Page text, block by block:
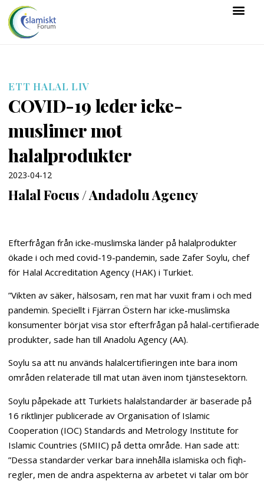
ETT HALAL LIV
COVID-19 leder icke-
muslimer mot
halalprodukter
2023-04-12
Halal Focus / Andadolu Agency
Efterfrågan från icke-muslimska länder på halalprodukter
ökade i och med covid-19-pandemin, sade Zafer Soylu, chef
för Halal Accreditation Agency (HAK) i Turkiet.
”Vikten av säker, hälsosam, ren mat har vuxit fram i och med
pandemin. Speciellt i Fjärran Östern har icke-muslimska
konsumenter börjat visa stor efterfrågan på halal-certifierade
produkter, sade han till Anadolu Agency (AA).
Soylu sa att nu används halalcertifieringen inte bara inom
områden relaterade till mat utan även inom tjänstesektorn.
Soylu påpekade att Turkiets halalstandarder är baserade på
16 riktlinjer publicerade av Organisation of Islamic
Cooperation (IOC) Standards and Metrology Institute for
Islamic Countries (SMIIC) på detta område. Han sade att:
”Dessa standarder verkar bara innehålla islamiska och fiqh-
regler, men de andra aspekterna av arbetet vi talar om bör